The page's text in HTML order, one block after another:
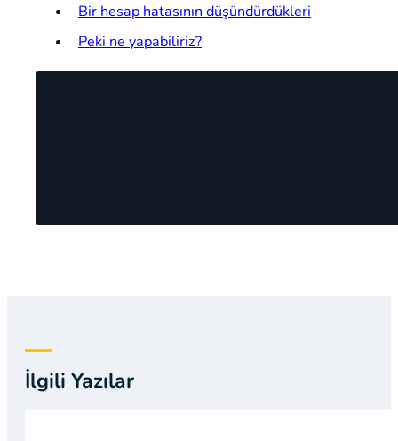
Bir hesap hatasının düşündürdükleri
Peki ne yapabiliriz?
İlgili Yazılar